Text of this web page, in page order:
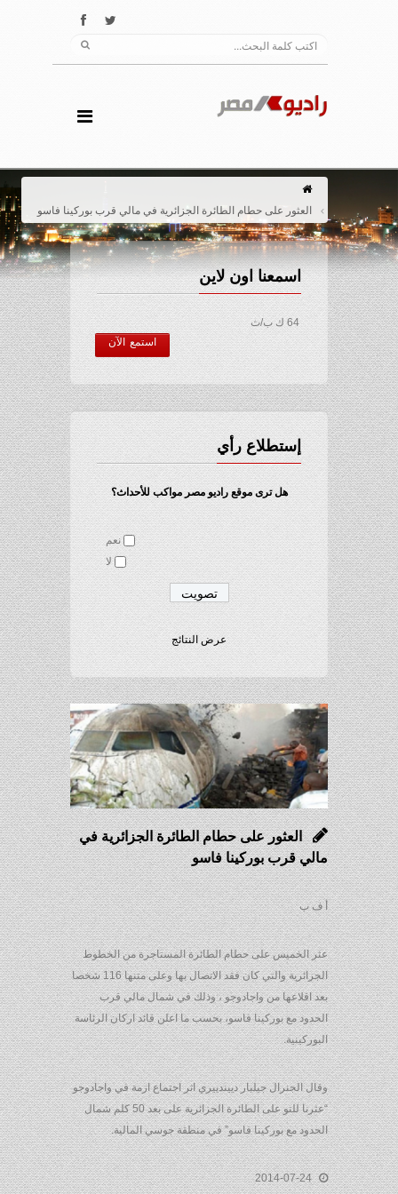
العثور على حطام الطائرة الجزائرية في مالي قرب بوركينا فاسو
اسمعنا اون لاين
64 ك ب/ث
استمع الآن
إستطلاع رأي
هل ترى موقع راديو مصر مواكب للأحداث؟
نعم
لا
عرض النتائج
العثور على حطام الطائرة الجزائرية في
مالي قرب بوركينا فاسو
أ ف ب
عثر الخميس على حطام الطائرة المستاجرة من الخطوط
الجزائرية والتي كان فقد الاتصال بها وعلى متنها 116 شخصا
بعد اقلاعها من واجادوجو ، وذلك في شمال مالي قرب
الحدود مع بوركينا فاسو، بحسب ما اعلن قائد اركان الرئاسة
البوركينية.
وقال الجنرال جيلبار دييندييري اثر اجتماع ازمة في واجادوجو
“عثرنا للتو على الطائرة الجزائرية على بعد 50 كلم شمال
الحدود مع بوركينا فاسو” في منطقة جوسي المالية.
2014-07-24